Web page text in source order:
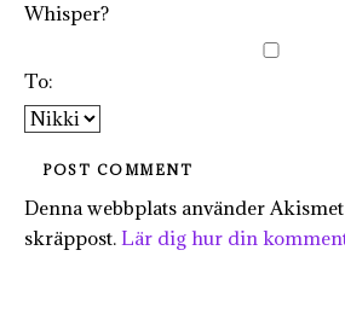
Whisper?
To:
Denna webbplats använder
skräppost. Lär dig hur din